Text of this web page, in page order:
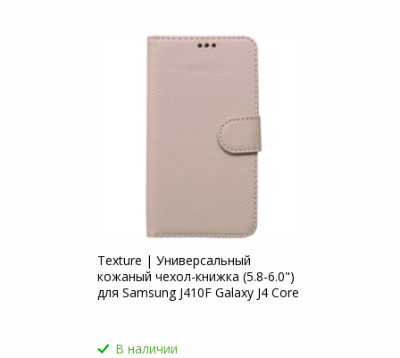
Texture | Универсальный
кожаный чехол-книжка (5.8-6.0")
для Samsung J410F Galaxy J4 Core
В наличии